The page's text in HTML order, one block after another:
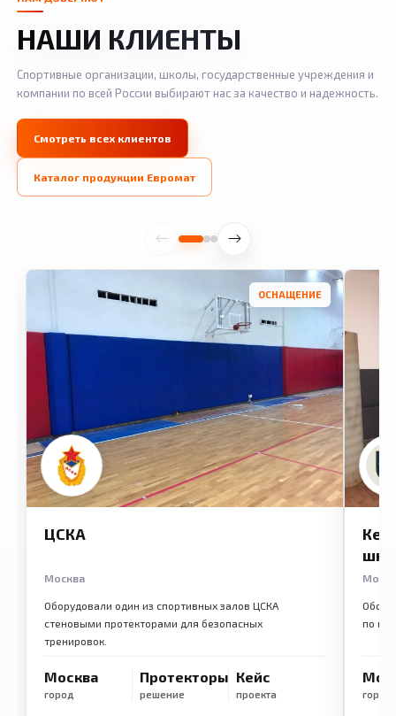
НАШИ КЛИЕНТЫ
Спортивные организации, школы, государственные учреждения и
компании по всей России выбирают нас за качество и надежность.
Смотреть всех клиентов
Каталог продукции Евромат
ОСНАЩЕНИЕ
ЦСКА
Москва
Оборудовали один из спортивных залов ЦСКА
стеновыми протекторами для безопасных
тренировок.
Москва
город
Протекторы
решение
Кейс
проекта
по
город